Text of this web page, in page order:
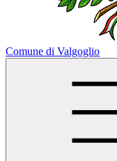
Comune di Valgoglio